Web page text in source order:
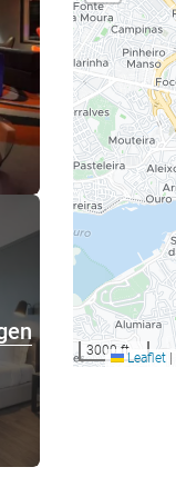
3000 ftLeaflet